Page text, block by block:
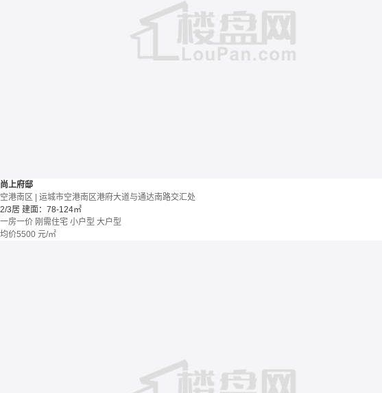
尚上府邸
空港南区 | 运城市空港南区港府大道与通达南路交汇处
2/3居 建面：78-124㎡
一房一价 刚需住宅 小户型 大户型
均价5500 元/㎡